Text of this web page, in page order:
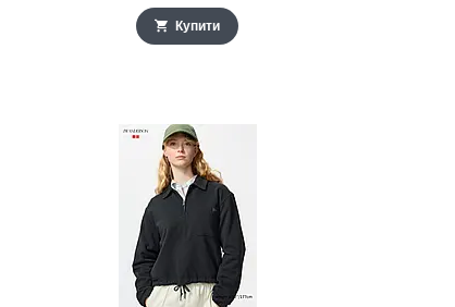
Купити